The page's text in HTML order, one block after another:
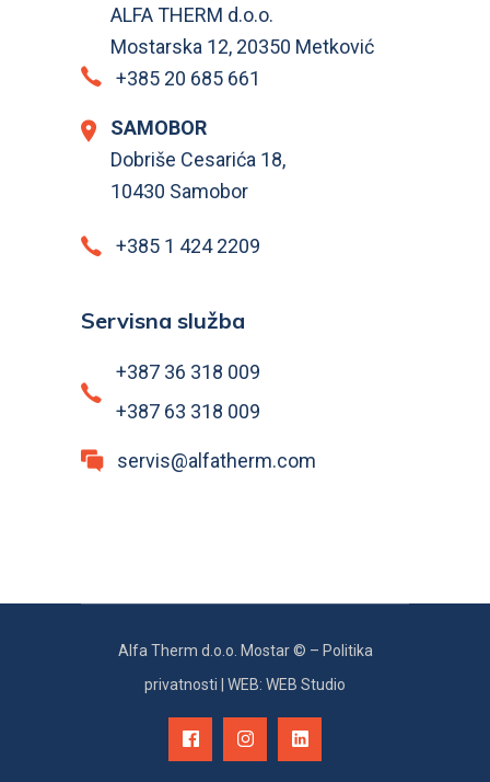
ALFA THERM d.o.o.
Mostarska 12, 20350 Metković
+385 20 685 661
SAMOBOR
Dobriše Cesarića 18,
10430 Samobor
+385 1 424 2209
Servisna služba
+387 36 318 009
+387 63 318 009
servis@alfatherm.com
Alfa Therm d.o.o. Mostar © – Politika
privatnosti
WEB: WEB Studio